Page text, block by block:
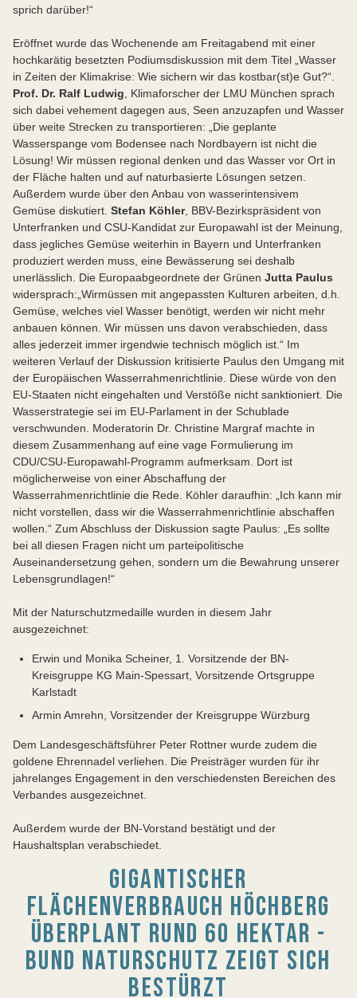
sprich darüber!“
Eröffnet wurde das Wochenende am Freitagabend mit einer
hochkarätig besetzten Podiumsdiskussion mit dem Titel „Wasser
in Zeiten der Klimakrise: Wie sichern wir das kostbar(st)e Gut?“.
Prof. Dr. Ralf Ludwig , Klimaforscher der LMU München sprach
sich dabei vehement dagegen aus, Seen anzuzapfen und Wasser
über weite Strecken zu transportieren: „Die geplante
Wasserspange vom Bodensee nach Nordbayern ist nicht die
Lösung! Wir müssen regional denken und das Wasser vor Ort in
der Fläche halten und auf naturbasierte Lösungen setzen.
Außerdem wurde über den Anbau von wasserintensivem
Gemüse diskutiert. Stefan Köhler, BBV-Bezirkspräsident von
Unterfranken und CSU-Kandidat zur Europawahl ist der Meinung,
dass jegliches Gemüse weiterhin in Bayern und Unterfranken
produziert werden muss, eine Bewässerung sei deshalb
unerlässlich. Die Europaabgeordnete der Grünen Jutta Paulus
widersprach: „Wirmüssen mit angepassten Kulturen arbeiten, d.h.
Gemüse, welches viel Wasser benötigt, werden wir nicht mehr
anbauen können. Wir müssen uns davon verabschieden, dass
alles jederzeit immer irgendwie technisch möglich ist.“ Im
weiteren Verlauf der Diskussion kritisierte Paulus den Umgang mit
der Europäischen Wasserrahmenrichtlinie. Diese würde von den
EU-Staaten nicht eingehalten und Verstöße nicht sanktioniert. Die
Wasserstrategie sei im EU-Parlament in der Schublade
verschwunden. Moderatorin Dr. Christine Margraf machte in
diesem Zusammenhang auf eine vage Formulierung im
CDU/CSU-Europawahl-Programm aufmerksam. Dort ist
möglicherweise von einer Abschaffung der
Wasserrahmenrichtlinie die Rede. Köhler daraufhin: „Ich kann mir
nicht vorstellen, dass wir die Wasserrahmenrichtlinie abschaffen
wollen.“ Zum Abschluss der Diskussion sagte Paulus: „Es sollte
bei all diesen Fragen nicht um parteipolitische
Auseinandersetzung gehen, sondern um die Bewahrung unserer
Lebensgrundlagen!“
Mit der Naturschutzmedaille wurden in diesem Jahr
ausgezeichnet:
Erwin und Monika Scheiner, 1. Vorsitzende der BN-
Kreisgruppe KG Main-Spessart, Vorsitzende Ortsgruppe
Karlstadt
Armin Amrehn, Vorsitzender der Kreisgruppe Würzburg
Dem Landesgeschäftsführer Peter Rottner wurde zudem die
goldene Ehrennadel verliehen. Die Preisträger wurden für ihr
jahrelanges Engagement in den verschiedensten Bereichen des
Verbandes ausgezeichnet.
Außerdem wurde der BN-Vorstand bestätigt und der
Haushaltsplan verabschiedet.
GIGANTISCHER
FLÄCHENVERBRAUCH HÖCHBERG
ÜBERPLANT RUND 60 HEKTAR -
BUND NATURSCHUTZ ZEIGT SICH
BESTÜRZT